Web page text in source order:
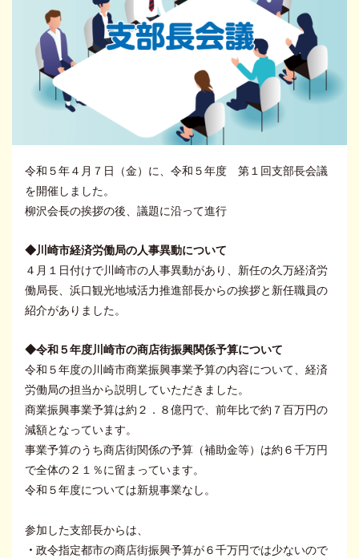
令和５年４月７日（金）に、令和５年度 第１回支部長会議
を開催しました。
柳沢会長の挨拶の後、議題に沿って進行
◆川崎市経済労働局の人事異動について
４月１日付けで川崎市の人事異動があり、新任の久万経済労
働局長、浜口観光地域活力推進部長からの挨拶と新任職員の
紹介がありました。
◆令和５年度川崎市の商店街振興関係予算について
令和５年度の川崎市商業振興事業予算の内容について、経済
労働局の担当から説明していただきました。
商業振興事業予算は約２．８億円で、前年比で約７百万円の
減額となっています。
事業予算のうち商店街関係の予算（補助金等）は約６千万円
で全体の２１％に留まっています。
令和５年度については新規事業なし。
参加した支部長からは、
・ 政令指定都市の商店街振興予算が６千万円では少ないので